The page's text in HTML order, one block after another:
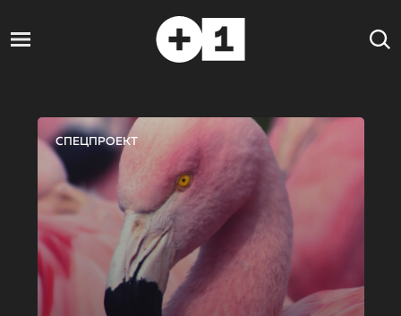
СПЕЦПРОЕКТ